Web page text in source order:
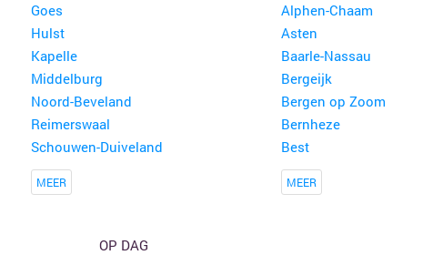
Goes
Hulst
Kapelle
Middelburg
Noord-Beveland
Reimerswaal
Schouwen-Duiveland
MEER
Alphen-Chaam
Asten
Baarle-Nassau
Bergeijk
Bergen op Zoom
Bernheze
Best
MEER
OP DAG